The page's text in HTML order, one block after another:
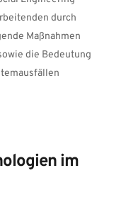
durch
Maßnahmen
die Bedeutung
im